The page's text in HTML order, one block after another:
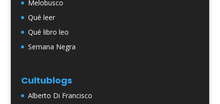
Melobusco
Qué leer
Qué libro leo
Semana Negra
Cultublogs
Alberto Di Francisco